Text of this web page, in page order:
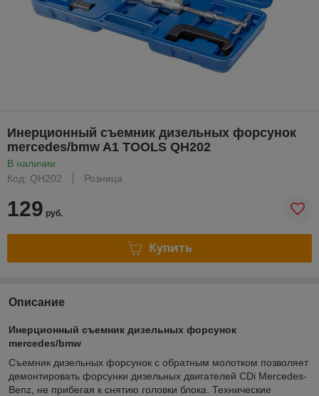
Инерционный съемник дизельных форсунок
mercedes/bmw A1 TOOLS QH202
В наличии
Код: QH202
Розница
129 руб.
Купить
Описание
Инерционный съемник дизельных форсунок
mercedes/bmw
Съемник дизельных форсунок с обратным молотком позволяет
демонтировать форсунки дизельных двигателей CDi Mercedes-
Benz, не прибегая к снятию головки блока. Технические